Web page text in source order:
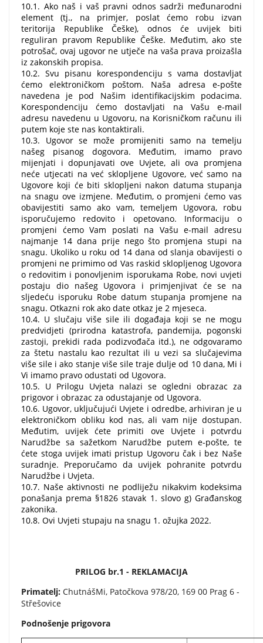
10.1. Ako naš i vaš pravni odnos sadrži međunarodni
element (tj., na primjer, poslat ćemo robu izvan
teritorija Republike Češke), odnos će uvijek biti
reguliran pravom Republike Češke. Međutim, ako ste
potrošač, ovaj ugovor ne utječe na vaša prava proizašla
iz zakonskih propisa.
10.2. Svu pisanu korespondenciju s vama dostavljat
ćemo elektroničkom poštom. Naša adresa e-pošte
navedena je pod Našim identifikacijskim podacima.
Korespondenciju ćemo dostavljati na Vašu e-mail
adresu navedenu u Ugovoru, na Korisničkom računu ili
putem koje ste nas kontaktirali.
10.3. Ugovor se može promijeniti samo na temelju
našeg pisanog dogovora. Međutim, imamo pravo
mijenjati i dopunjavati ove Uvjete, ali ova promjena
neće utjecati na već sklopljene Ugovore, već samo na
Ugovore koji će biti sklopljeni nakon datuma stupanja
na snagu ove izmjene. Međutim, o promjeni ćemo vas
obavijestiti samo ako vam, temeljem Ugovora, robu
isporučujemo redovito i opetovano. Informaciju o
promjeni ćemo Vam poslati na Vašu e-mail adresu
najmanje 14 dana prije nego što promjena stupi na
snagu. Ukoliko u roku od 14 dana od slanja obavijesti o
promjeni ne primimo od Vas raskid sklopljenog Ugovora
o redovitim i ponovljenim isporukama Robe, novi uvjeti
postaju dio našeg Ugovora i primjenjivat će se na
sljedeću isporuku Robe datum stupanja promjene na
snagu. Otkazni rok ako date otkaz je 2 mjeseca.
10.4. U slučaju više sile ili događaja koji se ne mogu
predvidjeti (prirodna katastrofa, pandemija, pogonski
zastoji, prekidi rada podizvođača itd.), ne odgovaramo
za štetu nastalu kao rezultat ili u vezi sa slučajevima
više sile i ako stanje više sile traje dulje od 10 dana, Mi i
Vi imamo pravo odustati od Ugovora.
10.5. U Prilogu Uvjeta nalazi se ogledni obrazac za
prigovor i obrazac za odustajanje od Ugovora.
10.6. Ugovor, uključujući Uvjete i odredbe, arhiviran je u
elektroničkom obliku kod nas, ali vam nije dostupan.
Međutim, uvijek ćete primiti ove Uvjete i potvrdu
Narudžbe sa sažetkom Narudžbe putem e-pošte, te
ćete stoga uvijek imati pristup Ugovoru čak i bez Naše
suradnje. Preporučamo da uvijek pohranite potvrdu
Narudžbe i Uvjeta.
10.7. Naše aktivnosti ne podliježu nikakvim kodeksima
ponašanja prema §1826 stavak 1. slovo g) Građanskog
zakonika.
10.8. Ovi Uvjeti stupaju na snagu 1. ožujka 2022.
PRILOG br.1 - REKLAMACIJA
Primatelj: ChutnášMi, Patočkova 978/20, 169 00 Prag 6 -
Střešovice
Podnošenje prigovora